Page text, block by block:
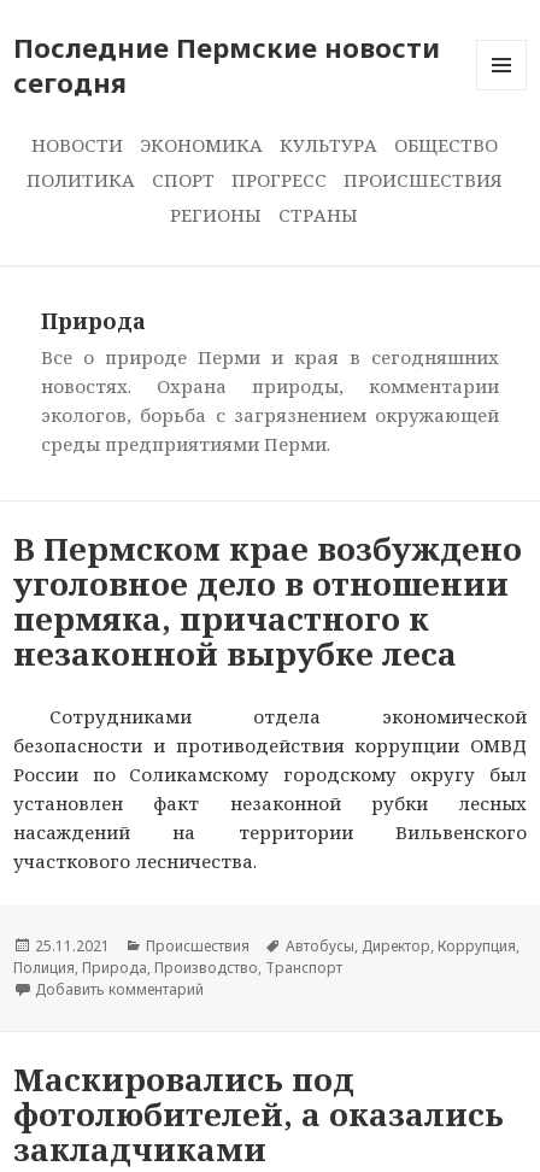
Последние Пермские новости
сегодня
НОВОСТИ ЭКОНОМИКА КУЛЬТУРА
ОБЩЕСТВО
ПОЛИТИКА
СПОРТ ПРОГРЕСС
ПРОИСШЕСТВИЯ
РЕГИОНЫ
СТРАНЫ
Природа
Все о природе Перми и края в сегодняшних
новостях. Охрана природы, комментарии
экологов, борьба с загрязнением окружающей
среды предприятиями Перми.
В Пермском крае возбуждено
уголовное дело в отношении
пермяка, причастного к
незаконной вырубке леса
Сотрудниками отдела экономической
безопасности и противодействия коррупции ОМВД
России по Соликамскому городскому округу был
установлен факт незаконной рубки лесных
насаждений на территории Вильвенского
участкового лесничества.
Опубликовано
25.11.2021 Рубрики
Происшествия Метки
Автобусы, Директор, Коррупция,
Полиция, Природа, Производство, Транспорт
Добавить комментарий
Маскировались под
фотолюбителей, а оказались
закладчиками